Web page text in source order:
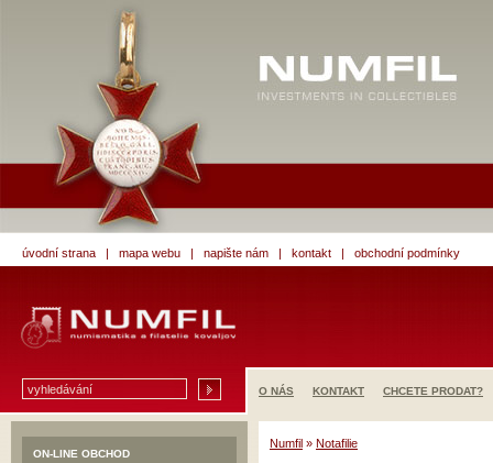
úvodní strana | mapa webu | napište nám | kontakt | obchodní podmínky
O NÁS KONTAKT CHCETE PRODAT?
ON-LINE OBCHOD
Numfil » Notafilie